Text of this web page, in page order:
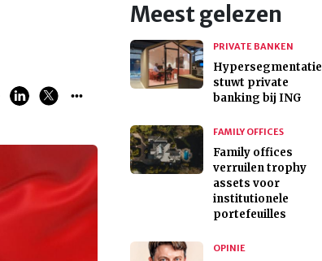
Meest gelezen
PRIVATE BANKEN
Hypersegmentatie
stuwt private
banking bij ING
FAMILY OFFICES
Family offices
verruilen trophy
assets voor
institutionele
portefeuilles
OPINIE